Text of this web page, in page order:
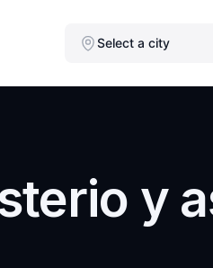
Select a city
y